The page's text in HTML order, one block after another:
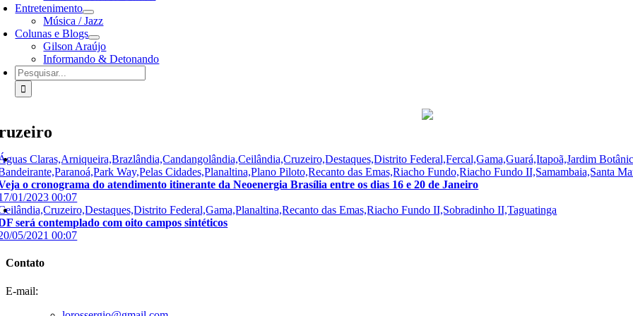
Entretenimento
Música / Jazz
Colunas e Blogs
Gilson Araújo
Informando & Detonando
Buscar
resultados
para:
Claras,Arniqueira,Brazlândia,Candangolândia,Ceilândia,Cruzeiro,Destaques,Distrito Federal,Fercal,Gama,Guará,Itapoã,Jardim
Way,Pelas Cidades,Planaltina,Plano Piloto,Recanto das Emas,Riacho Fundo,Riacho Fundo II,Samambaia,Santa
o cronograma do atendimento itinerante da Neoenergia Brasília entre os dias 16 e 20 de Janeiro
01/2023 00:07
Federal,Gama,Planaltina,Recanto das Emas,Riacho Fundo II,Sobradinho II,Taguatinga
será contemplado com oito campos sintéticos
05/2021 00:07
Contato
E-mail: